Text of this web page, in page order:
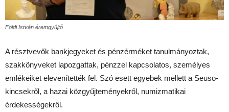
Földi István éremgyűjtő
A résztvevők bankjegyeket és pénzérméket tanulmányoztak,
szakkönyveket lapozgattak, pénzzel kapcsolatos, személyes
emlékeiket elevenítették fel. Szó esett egyebek mellett a Seuso-
kincsekről, a hazai közgyűjteményekről, numizmatikai
érdekességekről.